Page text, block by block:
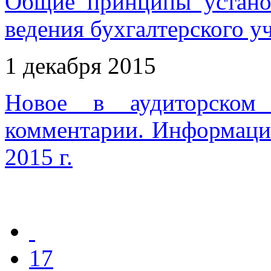
ведения бухгалтерского
1 декабря 2015
Новое в аудиторском
комментарии.
2015 г.
17